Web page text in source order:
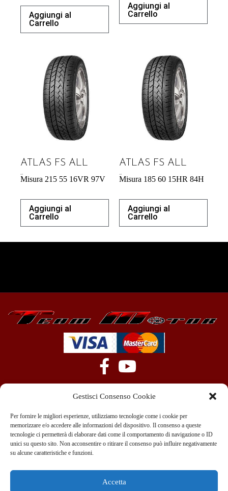
Gestisci Consenso Cookie
Per fornire le migliori esperienze, utilizziamo tecnologie come i cookie per
memorizzare e/o accedere alle informazioni del dispositivo. Il consenso a queste
tecnologie ci permetterà di elaborare dati come il comportamento di navigazione o ID
unici su questo sito. Non acconsentire o ritirare il consenso può influire negativamente
su alcune caratteristiche e funzioni.
Accetta
Aggiungi al
Carrello
Aggiungi al
Carrello
ATLAS FS ALL
Misura 215 55 16VR 97V
Aggiungi al
Carrello
ATLAS FS ALL
Misura 185 60 15HR 84H
Aggiungi al
Carrello
+39 351 970 89 33
info@teammotor.it